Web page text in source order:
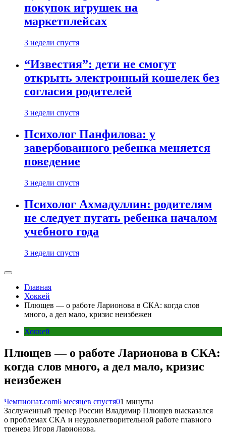
покупок игрушек на
маркетплейсах
3 недели спустя
“Известия”: дети не смогут
открыть электронный кошелек без
согласия родителей
3 недели спустя
Психолог Панфилова: у
завербованного ребенка меняется
поведение
3 недели спустя
Психолог Ахмадуллин: родителям
не следует пугать ребенка началом
учебного года
3 недели спустя
Главная
Хоккей
Плющев — о работе Ларионова в СКА: когда слов
много, а дел мало, кризис неизбежен
Хоккей
Плющев — о работе Ларионова в СКА:
когда слов много, а дел мало, кризис
неизбежен
Чемпионат.com6 месяцев спустя01 минуты
Заслуженный тренер России Владимир Плющев высказался
о проблемах СКА и неудовлетворительной работе главного
тренера Игоря Ларионова.